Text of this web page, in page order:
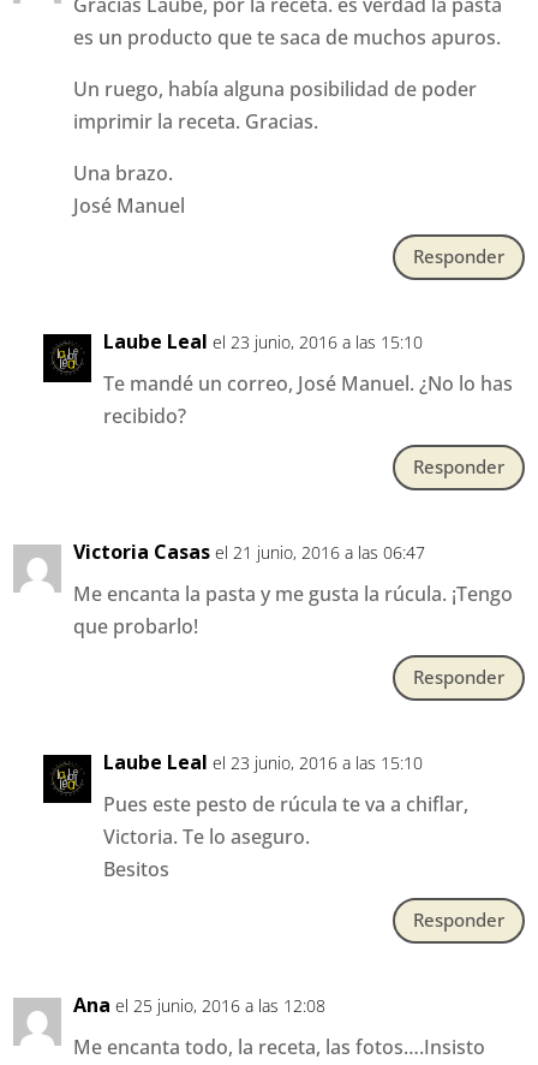
es un producto que te saca de muchos apuros.
Un ruego, había alguna posibilidad de poder
imprimir la receta. Gracias.
Una brazo.
José Manuel
Responder
Laube Leal el 23 junio, 2016 a las 15:10
Te mandé un correo, José Manuel. ¿No lo has
recibido?
Responder
Victoria Casas el 21 junio, 2016 a las 06:47
Me encanta la pasta y me gusta la rúcula. ¡Tengo
que probarlo!
Responder
Laube Leal el 23 junio, 2016 a las 15:10
Pues este pesto de rúcula te va a chiflar,
Victoria. Te lo aseguro.
Besitos
Responder
Ana el 25 junio, 2016 a las 12:08
Me encanta todo, la receta, las fotos….Insisto